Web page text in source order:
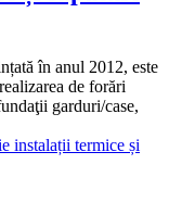
în anul 2012, este
de forări
garduri/case,